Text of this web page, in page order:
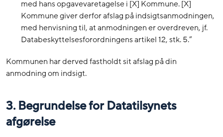
med hans opgavevaretagelse i [X] Kommune. [X]
Kommune giver derfor afslag på indsigtsanmodningen,
med henvisning til, at anmodningen er overdreven, jf.
Databeskyttelsesforordningens artikel 12, stk. 5.”
Kommunen har derved fastholdt sit afslag på din
anmodning om indsigt.
3. Begrundelse for Datatilsynets
afgørelse